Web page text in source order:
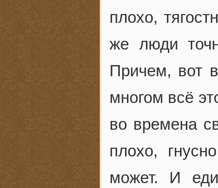
плохо,
же люди
Причем, вот
многом всё
во времена
плохо,
может. И